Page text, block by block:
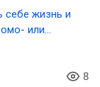
себе жизнь и
или
8